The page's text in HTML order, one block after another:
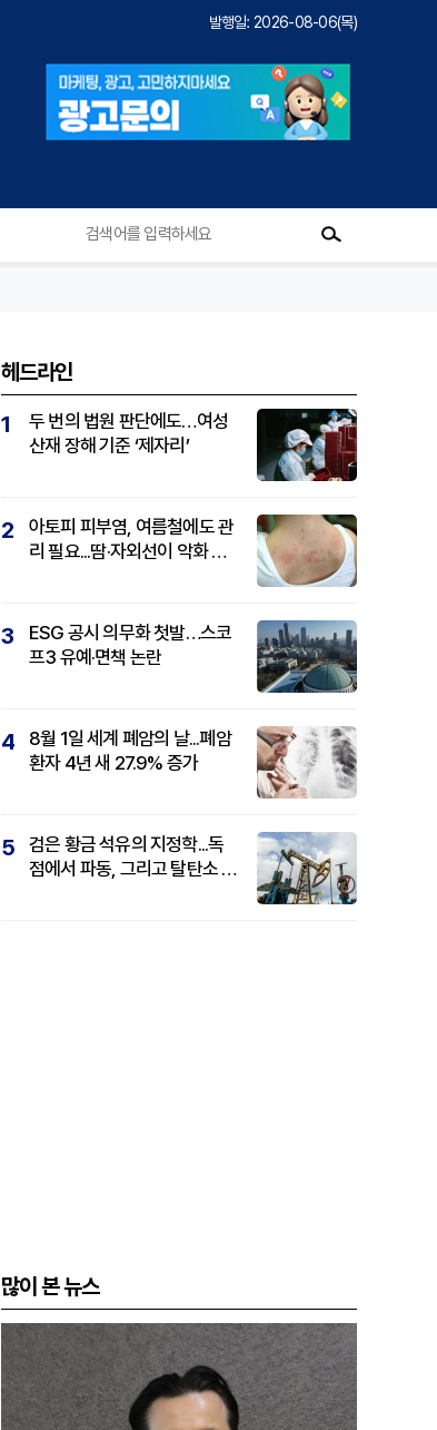
발행일: 2026-08-06(목)
헤드라인
1
두 번의 법원 판단에도…여성
산재 장해 기준 ‘제자리’
2
아토피 피부염, 여름철에도 관
리 필요...땀·자외선이 악화 요
3
ESG 공시 의무화 첫발…스코
프3 유예·면책 논란
4
8월 1일 세계 폐암의 날...폐암
환자 4년 새 27.9% 증가
5
검은 황금 석유의 지정학...독
점에서 파동, 그리고 탈탄소 패
많이 본 뉴스